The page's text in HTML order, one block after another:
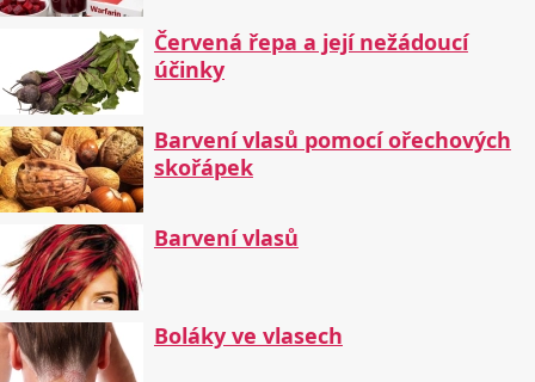
Červená řepa a její nežádoucí
účinky
Barvení vlasů pomocí ořechových
skořápek
Barvení vlasů
Boláky ve vlasech